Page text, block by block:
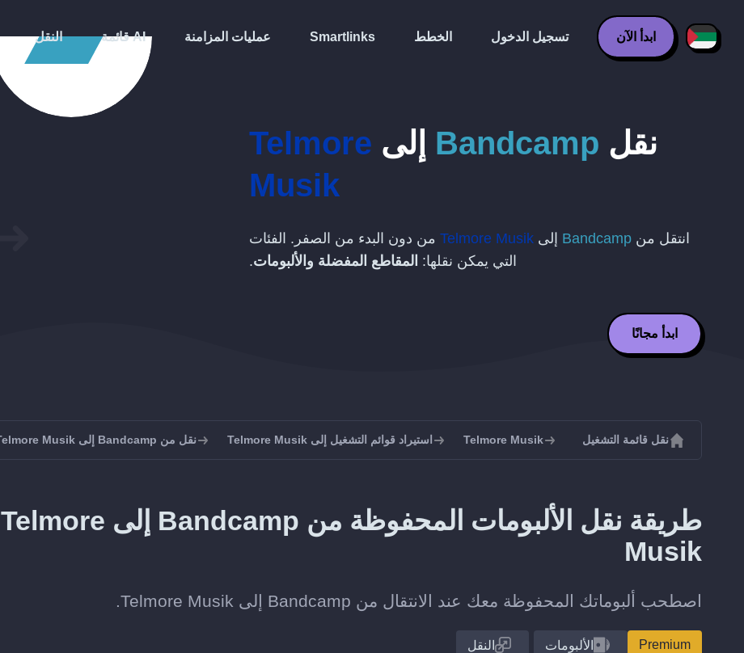
النقل قائمة AI عمليات المزامنة Smartlinks الخطط تسجيل الدخول ابدأ الآن
نقل Bandcamp إلى Telmore
Musik
انتقل من Bandcamp إلى Telmore Musik من دون البدء من الصفر. الفئات
التي يمكن نقلها: المقاطع المفضلة والألبومات.
ابدأ مجانًا
نقل قائمة التشغيل Telmore Musik استيراد قوائم التشغيل إلى Telmore Musik نقل من Bandcamp إلى Telmore Musik
طريقة نقل الألبومات المحفوظة من Bandcamp إلى Telmore
Musik
اصطحب ألبوماتك المحفوظة معك عند الانتقال من Bandcamp إلى Telmore Musik.
Premium الألبومات النقل